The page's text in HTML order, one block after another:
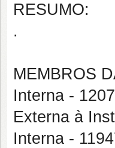
RESUMO:
.
MEMBROS
Interna -
Externa à
Interna -